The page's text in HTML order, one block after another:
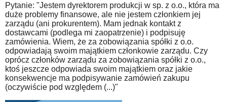
Pytanie: "Jestem dyrektorem produkcji w sp. z o.o., która ma
duże problemy finansowe, ale nie jestem członkiem jej
zarządu (ani prokurentem). Mam jednak kontakt z
dostawcami (podlega mi zaopatrzenie) i podpisuję
zamówienia. Wiem, że za zobowiązania spółki z o.o.
odpowiadają swoim majątkiem członkowie zarządu. Czy
oprócz członków zarządu za zobowiązania spółki z o.o.,
ktoś jeszcze odpowiada swoim majątkiem oraz jakie
konsekwencje ma podpisywanie zamówień zakupu
(oczywiście pod względem (...)"